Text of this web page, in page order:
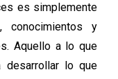
es simplemente
conocimientos y
Aquello a lo que
desarrollar lo que